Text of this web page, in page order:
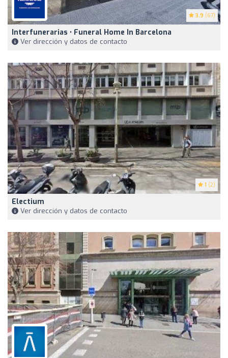
3.9 (67)
Interfunerarias • Funeral Home In Barcelona
Ver dirección y datos de contacto
1 (2)
Electium
Ver dirección y datos de contacto